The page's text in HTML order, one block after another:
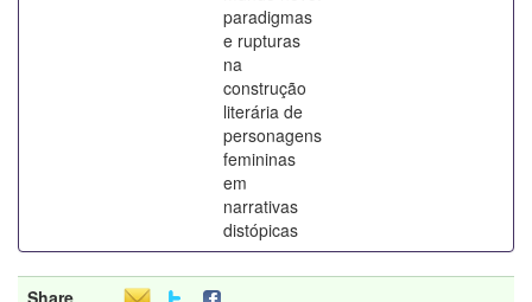
paradigmas
e rupturas
na
construção
literária de
personagens
femininas
em
narrativas
distópicas
Share